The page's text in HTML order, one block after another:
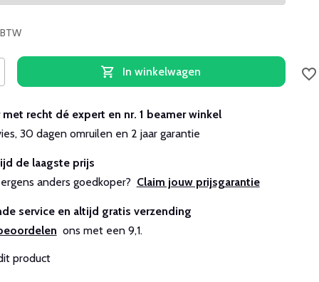
In winkelwagen
met recht dé expert en nr. 1 beamer winkel
30 dagen omruilen en 2 jaar garantie
de laagste prijs
anders goedkoper? Claim jouw prijsgarantie
service en altijd gratis verzending
ons met een 9,1.
product